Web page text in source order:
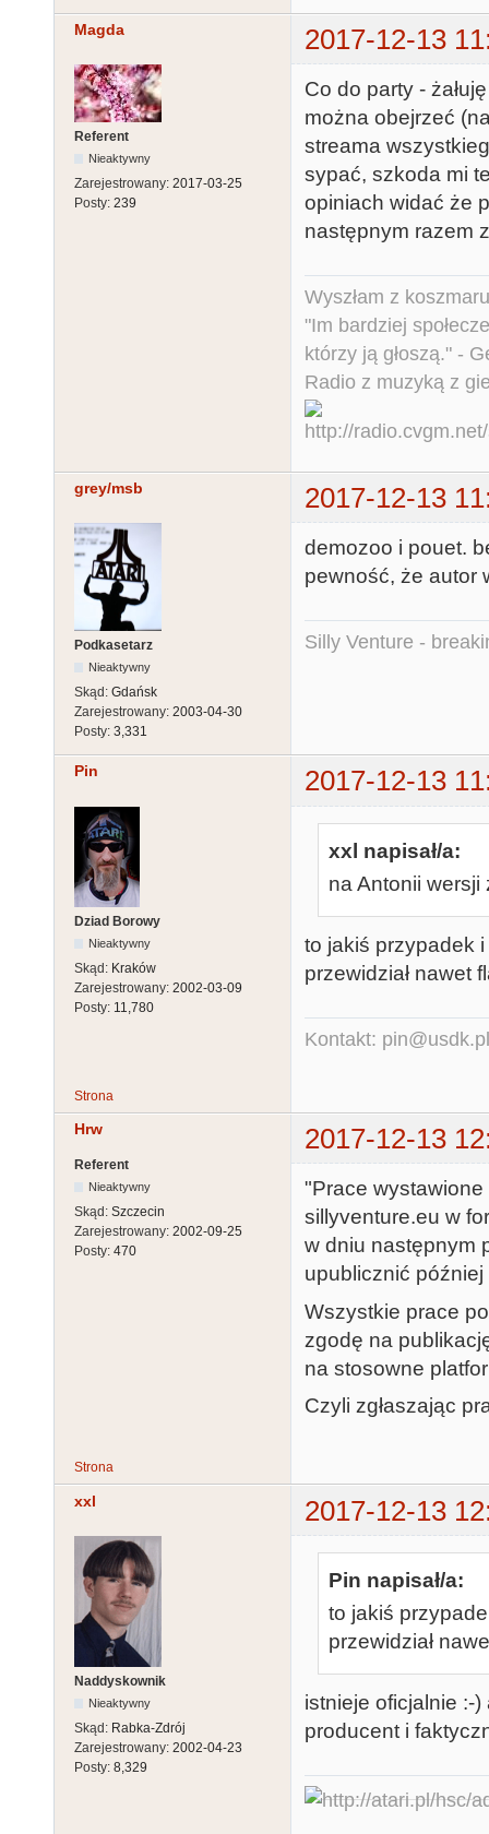
Magda 2017-12-13
Referent
Nieaktywny
Zarejestrowany: 2017-03-25
Posty: 239
Co do party -
można obejrzeć
streama
sypać, szkoda mi
opiniach widać że
następnym razem
Wyszłam z
"Im bardziej
którzy ją głoszą." -
Radio z muzyką z
grey/msb 2017-12-13
Podkasetarz
Nieaktywny
Skąd: Gdańsk
Zarejestrowany: 2003-04-30
Posty: 3,331
demozoo i pouet.
pewność, że autor
Silly Venture -
Pin 2017-12-13
Dziad Borowy
Nieaktywny
Skąd: Kraków
Zarejestrowany: 2002-03-09
Posty: 11,780
xxl napisał/a:
na Antonii wersji
to jakiś przypadek
przewidział nawet
Kontakt: pin@usdk.pl
Strona
Hrw 2017-12-13
Referent
Nieaktywny
Skąd: Szczecin
Zarejestrowany: 2002-09-25
Posty: 470
"Prace
sillyventure.eu w
w dniu następnym
upublicznić
Wszystkie prace
zgodę na
na stosowne
Czyli zgłaszając
Strona
xxl 2017-12-13
Naddyskownik
Nieaktywny
Skąd: Rabka-Zdrój
Zarejestrowany: 2002-04-23
Posty: 8,329
Pin napisał/a:
to jakiś
przewidział
istnieje oficjalnie :-
producent i